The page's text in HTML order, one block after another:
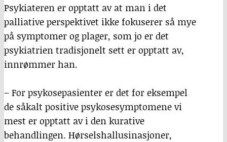
Psykiateren er opptatt av at man i det
palliative perspektivet ikke fokuserer så mye
på symptomer og plager, som jo er det
psykiatrien tradisjonelt sett er opptatt av,
innrømmer han.
– For psykosepasienter er det for eksempel
de såkalt positive psykosesymptomene vi
mest er opptatt av i den kurative
behandlingen. Hørselshallusinasjoner,